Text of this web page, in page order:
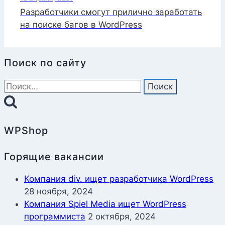
Разработчики смогут прилично заработать
на поиске багов в WordPress
Поиск по сайту
Найти:
WPShop
Горящие вакансии
Компания div. ищет разработчика WordPress
28 ноября, 2024
Компания Spiel Media ищет WordPress
программиста 2 октября, 2024